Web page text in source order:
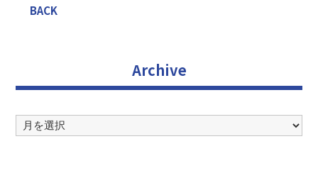
BACK
Archive
Archive